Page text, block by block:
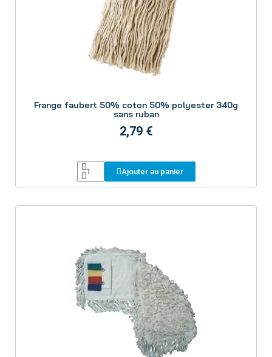
Frange faubert 50% coton 50% polyester 340g
sans ruban
2,79 €
Ajouter au panier